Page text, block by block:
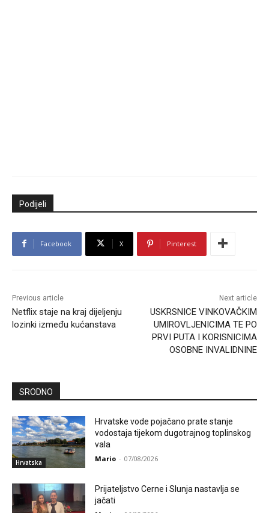
Podijeli
Facebook X Pinterest
Previous article
Netflix staje na kraj dijeljenju
lozinki između kućanstava
Next article
USKRSNICE VINKOVAČKIM
UMIROVLJENICIMA TE PO
PRVI PUTA I KORISNICIMA
OSOBNE INVALIDNINE
SRODNO
Hrvatska
Hrvatske vode pojačano prate stanje
vodostaja tijekom dugotrajnog toplinskog
vala
Mario - 07/08/2026
Prijateljstvo Cerne i Slunja nastavlja se
jačati